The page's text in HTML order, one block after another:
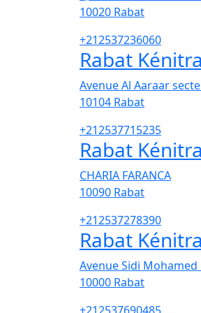
10020 Rabat
+212537236060
Rabat
Avenue Al Aaraar
10104 Rabat
+212537715235
Rabat
CHARIA FARANCA
10090 Rabat
+212537278390
Rabat
Avenue Sidi Mohamed
10000 Rabat